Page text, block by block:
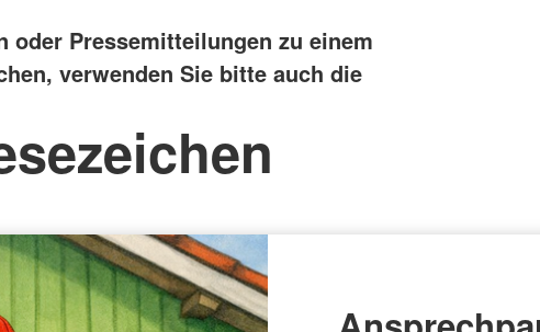
oder Pressemitteilungen zu einem
verwenden Sie bitte auch die